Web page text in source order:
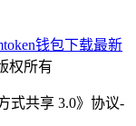
钱包下载最新
权所有
式共享 3.0》协议-